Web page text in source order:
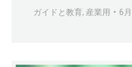
ガイドと教育, 産業用 6